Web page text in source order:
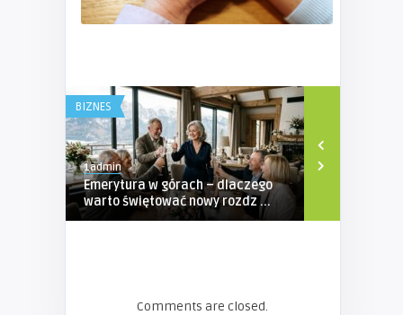
BIZNES
1admin
Emerytura w górach – dlaczego
warto świętować nowy rozdz ...
...
Comments are closed.